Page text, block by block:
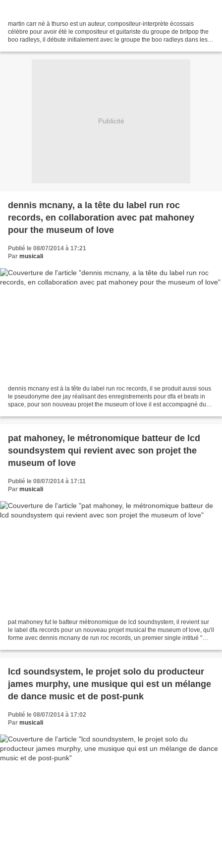
martin carr né à thurso est un auteur, compositeur-interprète écossais
célèbre pour avoir été le compositeur et guitariste du groupe de britpop the
boo radleys, il débute initialement avec le groupe the boo radleys dans les
Publicité
dennis mcnany, a la tête du label run roc
records, en collaboration avec pat mahoney
pour the museum of love
Publié le 08/07/2014 à 17:21
Par musicali
dennis mcnany est à la tête du label run roc records, il se produit aussi sous
le pseudonyme dee jay réalisant des enregistrements pour dfa et beats in
space, pour son nouveau projet the museum of love il est accompagné du
pat mahoney, le métronomique batteur de lcd
soundsystem qui revient avec son projet the
museum of love
Publié le 08/07/2014 à 17:11
Par musicali
pat mahoney fut le batteur métronomique de lcd soundsystem, il revient sur
le label dfa records pour un nouveau projet musical the museum of love, qu'il
forme avec dennis mcnany de run roc records, un premier single intitué "
lcd soundsystem, le projet solo du producteur
james murphy, une musique qui est un mélange
de dance music et de post-punk
Publié le 08/07/2014 à 17:02
Par musicali